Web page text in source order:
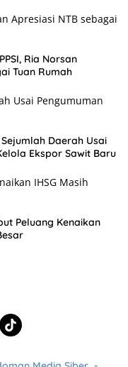
Ria Norsan
Tuan Rumah
Daerah Usai
Ekspor Sawit Baru
Peluang Kenaikan